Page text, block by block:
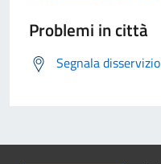
Problemi in città
Segnala disservizio